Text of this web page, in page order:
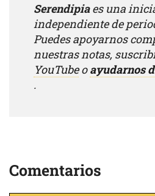
Serendipiaes una
independiente de
Puedes apoyarnos
nuestras notas,
YouTubeoayudarnos
.
Comentarios